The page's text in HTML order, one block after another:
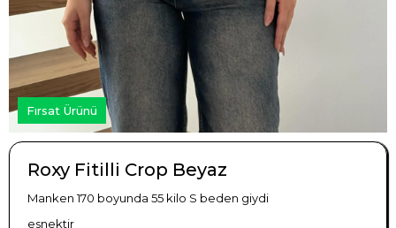
Fırsat Ürünü
Roxy Fitilli Crop Beyaz
Manken 170 boyunda 55 kilo S beden giydi
esnektir